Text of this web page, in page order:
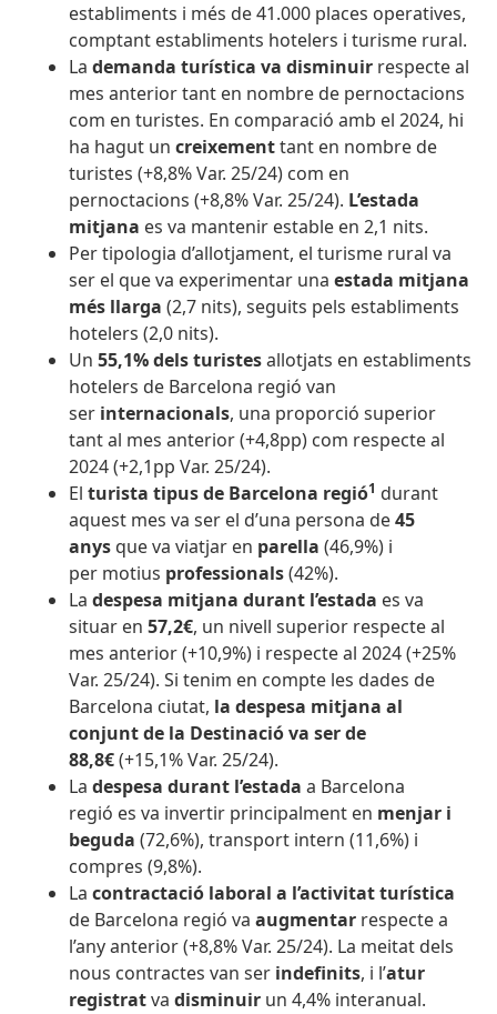
establiments i més de 41.000 places operatives,
comptant establiments hotelers i turisme rural.
Lademanda turística va disminuir respecte al
mes anterior tant en nombre de pernoctacions
com en turistes. En comparació amb el 2024, hi
ha hagut uncreixementtant en nombre de
turistes (+8,8% Var. 25/24) com en
pernoctacions (+8,8% Var. 25/24). L’estada
mitjana es va mantenir estable en 2,1 nits.
Per tipologia d’allotjament, el turisme rural va
ser el que va experimentar unaestada mitjana
més llarga (2,7 nits), seguits pels establiments
hotelers (2,0 nits).
Un55,1% dels turistesallotjats en establiments
hotelers de Barcelona regió van
ser internacionals, una proporció superior
tant al mes anterior (+4,8pp) com respecte al
2024 (+2,1pp Var. 25/24).
Elturista tipus de Barcelona regió1 durant
aquest mes va ser el d’una persona de45
anys que va viatjar en parella (46,9%) i
per motius professionals(42%).
Ladespesa mitjana durant l’estada es va
situar en57,2€, un nivell superior respecte al
mes anterior (+10,9%) i respecte al 2024 (+25%
Var. 25/24). Si tenim en compte les dades de
Barcelona ciutat, la despesa mitjana al
conjunt de la Destinació va ser de
88,8€(+15,1% Var. 25/24).
Ladespesa durant l’estadaa Barcelona
regió es va invertir principalment en menjar i
beguda (72,6%), transport intern (11,6%) i
compres (9,8%).
Lacontractació laboral a l’activitat turística
de Barcelona regió vaaugmentar respecte a
l’any anterior (+8,8% Var. 25/24). La meitat dels
nous contractes van ser indefinits, i l’atur
registratva disminuir un 4,4% interanual.